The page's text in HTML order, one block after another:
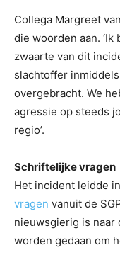
Collega Margreet
die woorden aan.
zwaarte van dit
slachtoffer
overgebracht. We
agressie op steeds
regio’.
Schriftelijke vragen
Het incident leidde
vragen vanuit de
nieuwsgierig is naar
worden gedaan om